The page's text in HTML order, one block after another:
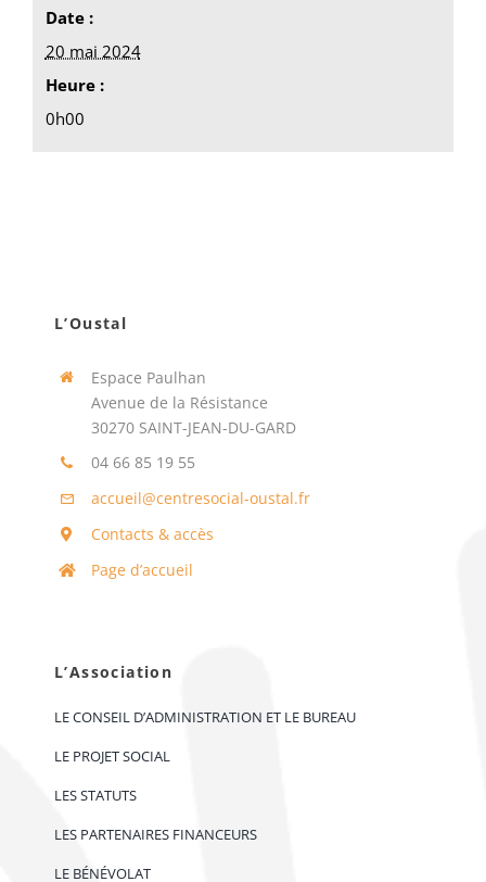
Date :
20 mai 2024
Heure :
0h00
L’Oustal
Espace Paulhan
Avenue de la Résistance
30270 SAINT-JEAN-DU-GARD
04 66 85 19 55
accueil@centresocial-oustal.fr
Contacts & accès
Page d’accueil
L’Association
LE CONSEIL D’ADMINISTRATION ET LE BUREAU
LE PROJET SOCIAL
LES STATUTS
LES PARTENAIRES FINANCEURS
LE BÉNÉVOLAT